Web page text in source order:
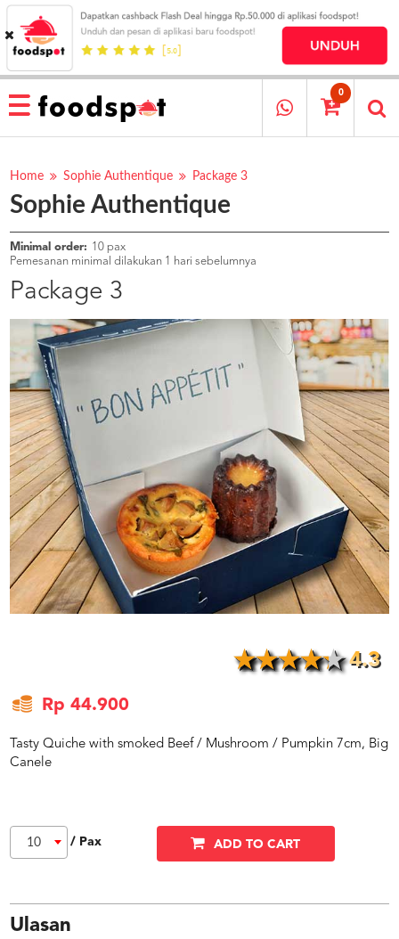
HOME
MENU
RESTAURANT
PESAN
OUR
COMPANY
KATA
MEREKA
KATALOG
LOYALTY
PROGRAM
FAQ
ABOUT
US
CATERERS
BLOG
TERMS
&
CONDITIONS
CALL
CENTER
021
5091
3494
0
Home Sophie Authentique Package 3
Sophie Authentique
Minimal order: 10 pax
Pemesanan minimal dilakukan 1 hari sebelumnya
Package 3
4.3
Rp 44.900
Tasty Quiche with smoked Beef / Mushroom / Pumpkin 7cm, Big
Canele
10 / Pax ADD TO CART
Ulasan